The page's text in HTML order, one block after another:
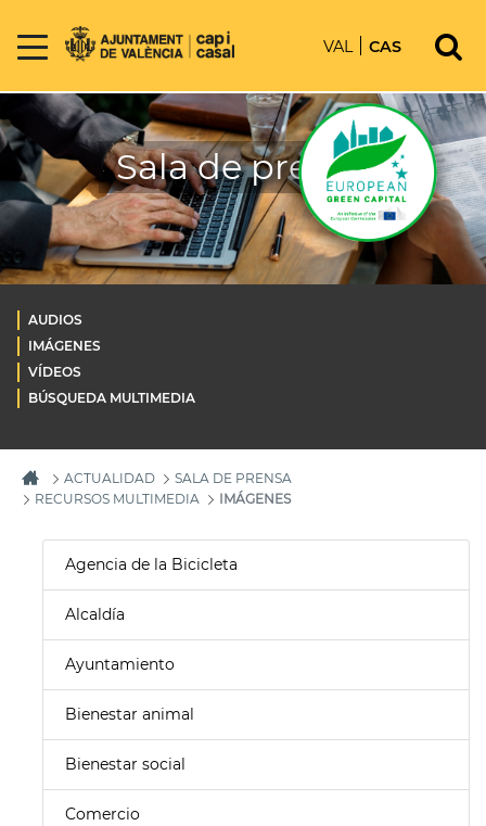
VAL CAS
Sala de prensa
AUDIOS
IMÁGENES
VÍDEOS
BÚSQUEDA MULTIMEDIA
ACTUALIDAD
SALA DE PRENSA
RECURSOS MULTIMEDIA
IMÁGENES
Agencia de la Bicicleta
Alcaldía
Ayuntamiento
Bienestar animal
Bienestar social
Comercio